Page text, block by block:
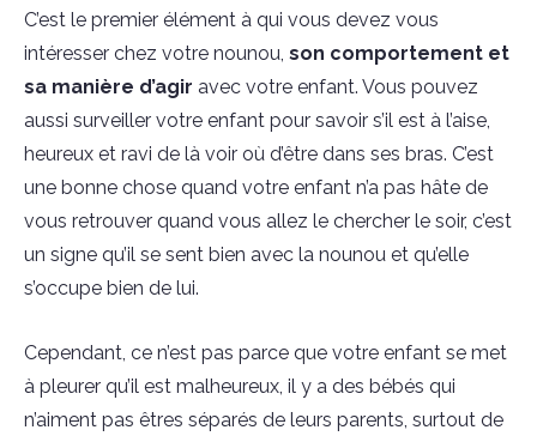
C’est le premier élément à qui vous devez vous
intéresser chez votre nounou, son comportement et
sa manière d’agir avec votre enfant. Vous pouvez
aussi surveiller votre enfant pour savoir s’il est à l’aise,
heureux et ravi de là voir où d’être dans ses bras. C’est
une bonne chose quand votre enfant n’a pas hâte de
vous retrouver quand vous allez le chercher le soir, c’est
un signe qu’il se sent bien avec la nounou et qu’elle
s’occupe bien de lui.
Cependant, ce n’est pas parce que votre enfant se met
à pleurer qu’il est malheureux, il y a des bébés qui
n’aiment pas êtres séparés de leurs parents, surtout de